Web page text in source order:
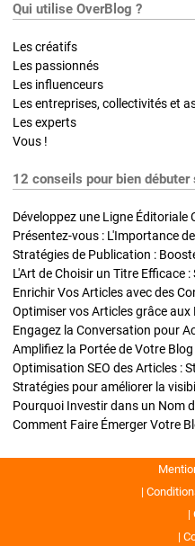
Qui utilise OverBlog ?
Les créatifs
Les passionnés
Les influenceurs
Les entreprises, collectivités et
Les experts
Vous !
12 conseils pour bien
Développez une Ligne Éditoriale
Présentez-vous : L'Importance
L'Art de Choisir un Titre Efficace
Optimiser vos Articles grâce aux
Engagez la Conversation pour
Amplifiez la Portée de Votre